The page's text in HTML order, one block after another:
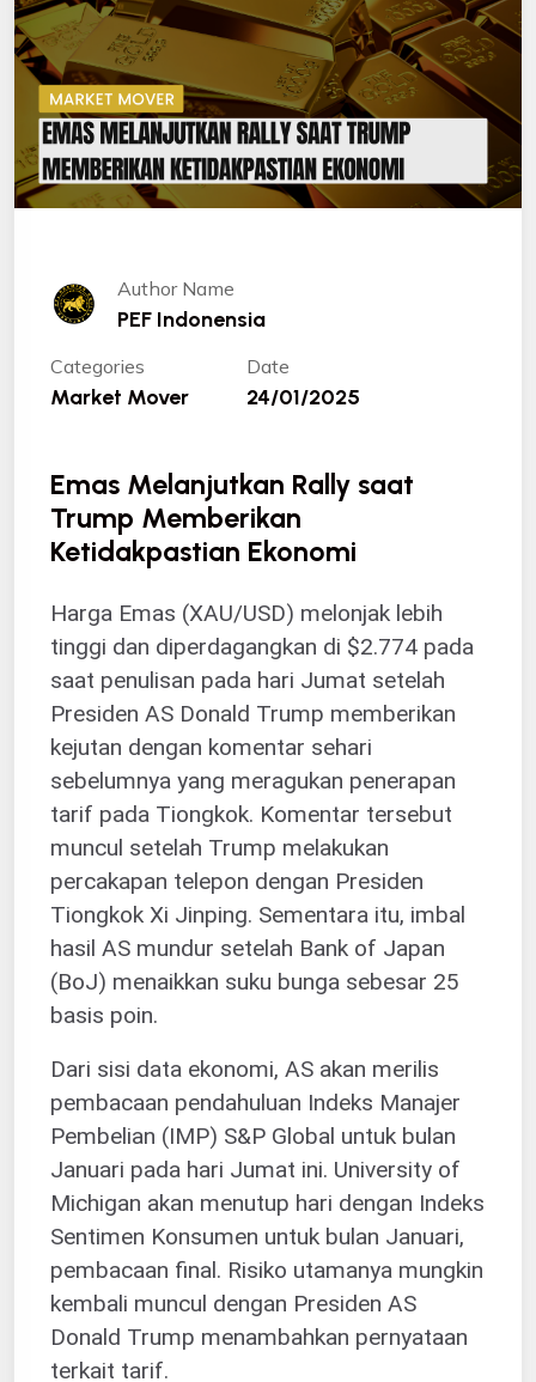
Author Name
PEF Indonensia
Categories
Market Mover
Date
24/01/2025
Emas Melanjutkan Rally saat
Trump Memberikan
Ketidakpastian Ekonomi
Harga Emas (XAU/USD) melonjak lebih
tinggi dan diperdagangkan di $2.774 pada
saat penulisan pada hari Jumat setelah
Presiden AS Donald Trump memberikan
kejutan dengan komentar sehari
sebelumnya yang meragukan penerapan
tarif pada Tiongkok. Komentar tersebut
muncul setelah Trump melakukan
percakapan telepon dengan Presiden
Tiongkok Xi Jinping. Sementara itu, imbal
hasil AS mundur setelah Bank of Japan
(BoJ) menaikkan suku bunga sebesar 25
basis poin.
Dari sisi data ekonomi, AS akan merilis
pembacaan pendahuluan Indeks Manajer
Pembelian (IMP) S&P Global untuk bulan
Januari pada hari Jumat ini. University of
Michigan akan menutup hari dengan Indeks
Sentimen Konsumen untuk bulan Januari,
pembacaan final. Risiko utamanya mungkin
kembali muncul dengan Presiden AS
Donald Trump menambahkan pernyataan
terkait tarif.